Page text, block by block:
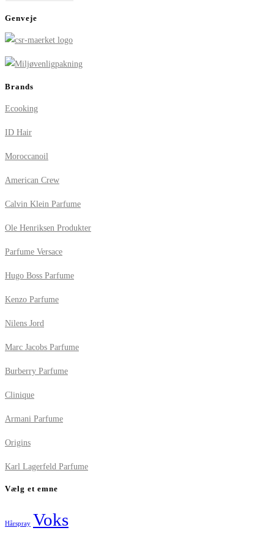
Genveje
Brands
Ecooking
ID Hair
Moroccanoil
American Crew
Calvin Klein Parfume
Ole Henriksen Produkter
Parfume Versace
Hugo Boss Parfume
Kenzo Parfume
Nilens Jord
Marc Jacobs Parfume
Burberry Parfume
Clinique
Armani Parfume
Origins
Karl Lagerfeld Parfume
Vælg et emne
Hårspray Voks